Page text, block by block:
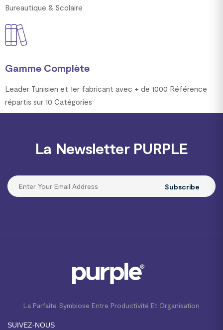
Bureautique & Scolaire
Gamme Complète
Leader Tunisien et 1er fabricant avec + de 1000 Référence
répartis sur 10 Catégories
La Newsletter PURPLE
Subscribe
La Parfaite Symbiose Entre Productivité Et Organisation
SUIVEZ-NOUS